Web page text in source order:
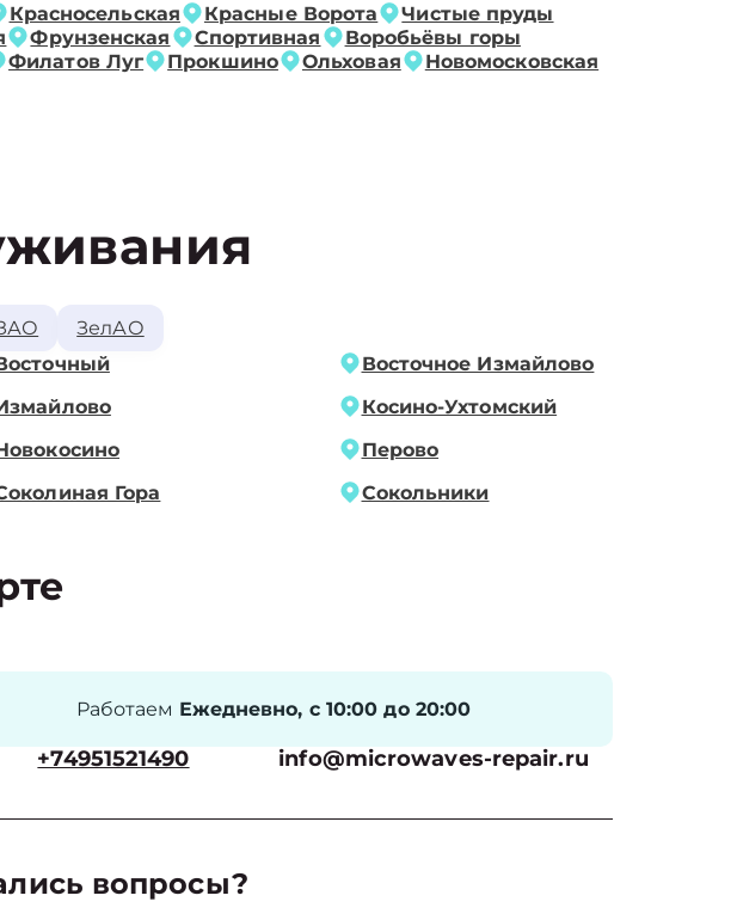
Красносельская Красные Ворота
Чистые пруды
Фрунзенская Спортивная
Воробьёвы горы
Филатов Луг Прокшино Ольховая
Новомосковская
ЗелАО
Восточное Измайлово
Косино-Ухтомский
Перово
Гора Сокольники
Работаем Ежедневно, с 10:00 до 20:00
+74951521490 info@microwaves-repair.ru
вопросы?